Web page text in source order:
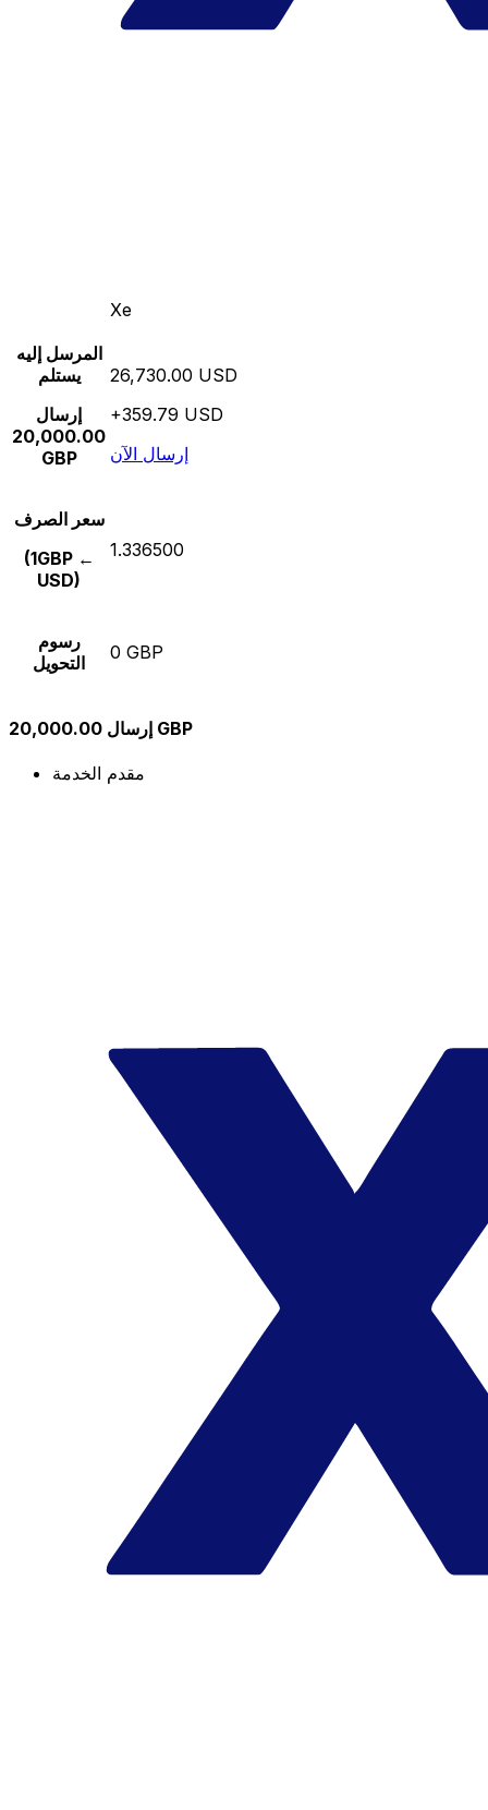
Xe
المرسل إليه
يستلم
إرسال
20,000.00
GBP
26,730.00 USD
+359.79 USD
إرسال الآن
سعر الصرف
(1GBP ←
USD)
1.336500
رسوم
التحويل
0 GBP
إرسال 20,000.00 GBP
مقدم الخدمة